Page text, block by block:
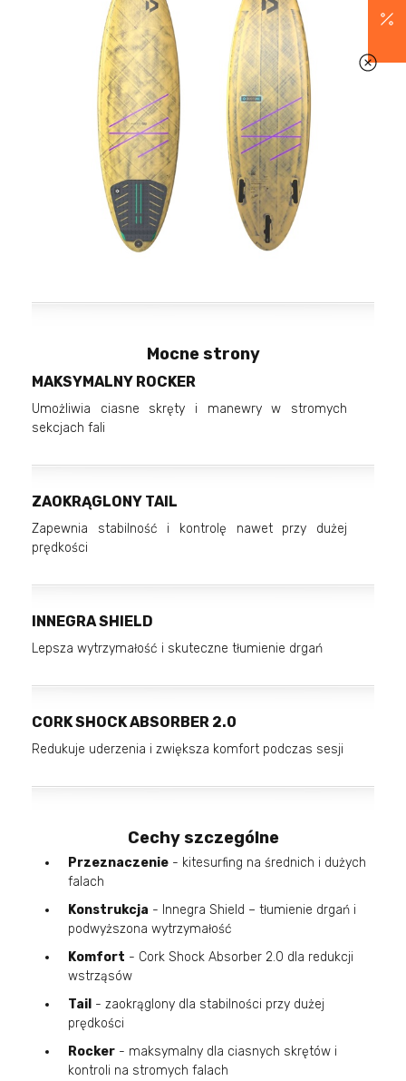
Mocne strony
MAKSYMALNY ROCKER
Umożliwia ciasne skręty i manewry w stromych
sekcjach fali
ZAOKRĄGLONY TAIL
Zapewnia stabilność i kontrolę nawet przy dużej
prędkości
INNEGRA SHIELD
Lepsza wytrzymałość i skuteczne tłumienie drgań
CORK SHOCK ABSORBER 2.0
Redukuje uderzenia i zwiększa komfort podczas sesji
Cechy szczególne
Przeznaczenie - kitesurfing na średnich i dużych
falach
Konstrukcja - Innegra Shield – tłumienie drgań i
podwyższona wytrzymałość
Komfort - Cork Shock Absorber 2.0 dla redukcji
wstrząsów
Tail - zaokrąglony dla stabilności przy dużej
prędkości
Rocker - maksymalny dla ciasnych skrętów i
kontroli na stromych falach